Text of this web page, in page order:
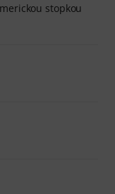
stopkou